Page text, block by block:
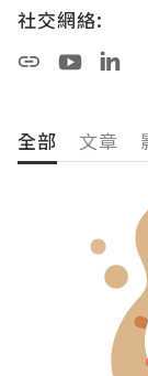
社交網絡:
全部 文章